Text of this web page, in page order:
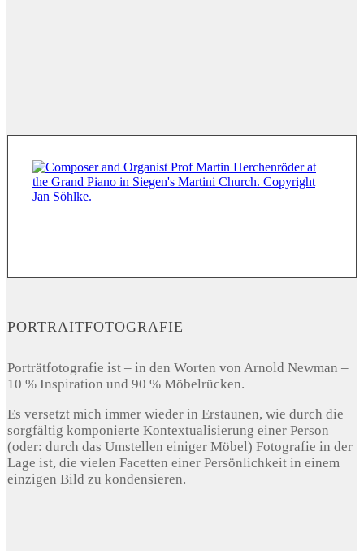
PORTRAITFOTOGRAFIE
Porträtfotografie ist – in den Worten von Arnold Newman –
10 % Inspiration und 90 % Möbelrücken.
Es versetzt mich immer wieder in Erstaunen, wie durch die
sorgfältig komponierte Kontextualisierung einer Person
(oder: durch das Umstellen einiger Möbel) Fotografie in der
Lage ist, die vielen Facetten einer Persönlichkeit in einem
einzigen Bild zu kondensieren.